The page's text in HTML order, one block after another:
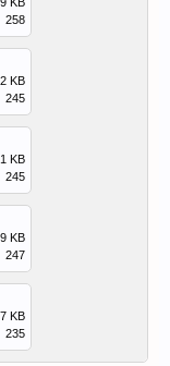
258
KB
245
KB
245
KB
247
KB
235